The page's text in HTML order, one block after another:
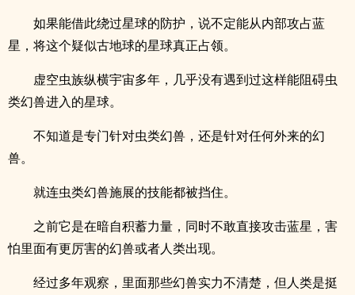
如果能借此绕过星球的防护，说不定能从内部攻占蓝
星，将这个疑似古地球的星球真正占领。
虚空虫族纵横宇宙多年，几乎没有遇到过这样能阻碍虫
类幻兽进入的星球。
不知道是专门针对虫类幻兽，还是针对任何外来的幻
兽。
就连虫类幻兽施展的技能都被挡住。
之前它是在暗自积蓄力量，同时不敢直接攻击蓝星，害
怕里面有更厉害的幻兽或者人类出现。
经过多年观察，里面那些幻兽实力不清楚，但人类是挺